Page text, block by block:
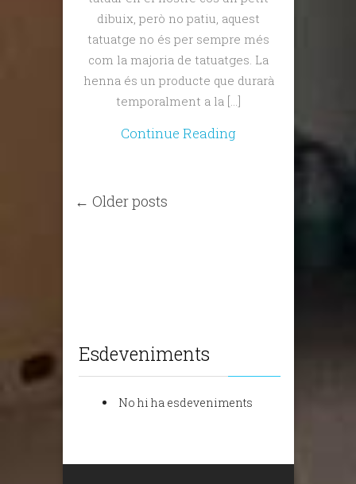
dibuix, però no patiu, aquest
tatuatge no és per sempre més
com la majoria de tatuatges. La
henna és un producte que durarà
temporalment a la […]
Continue Reading
← Older posts
Esdeveniments
No hi ha esdeveniments